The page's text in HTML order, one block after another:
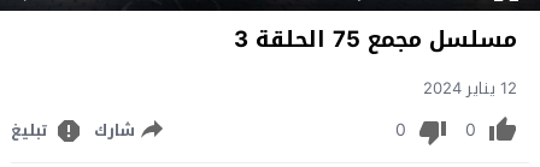
مسلسل مجمع 75 الحلقة 3
12 يناير 2024
0
0 شارك تبليغ